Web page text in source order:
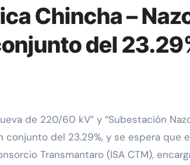
Chincha –
del
conjunto del 23.29%, y se espera que
Transmantaro (ISA CTM),